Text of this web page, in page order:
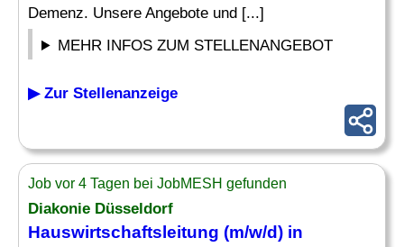
Demenz. Unsere Angebote und [...]
MEHR INFOS ZUM STELLENANGEBOT
▶ Zur Stellenanzeige
Job vor 4 Tagen bei JobMESH gefunden
Diakonie Düsseldorf
Hauswirtschaftsleitung (m/w/d) in